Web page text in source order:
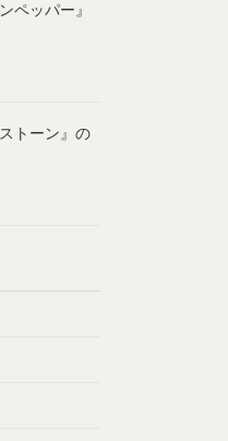
ペッパー』
トーン』の